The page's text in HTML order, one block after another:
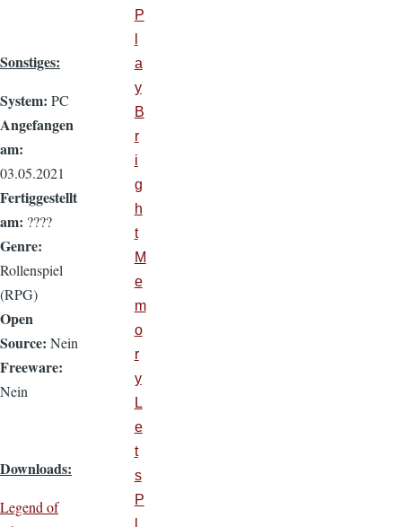
Sonstiges:
System: PC
Angefangen
am:
03.05.2021
Fertiggestellt
am: ????
Genre:
Rollenspiel
(RPG)
Open
Source: Nein
Freeware:
Nein
Downloads:
Legend of
P
a
y
B
r
i
g
h
t
M
e
m
o
r
y
L
e
t
s
P